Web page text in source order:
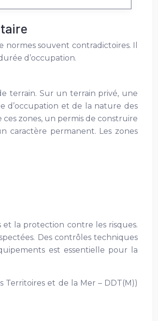
souvent contradictoires. Il
d’occupation.
terrain. Sur un terrain privé, une
d’occupation et de la nature des
zones, un permis de construire
caractère permanent. Les zones
la protection contre les risques.
Des contrôles techniques
est essentielle pour la
et de la Mer – DDT(M))